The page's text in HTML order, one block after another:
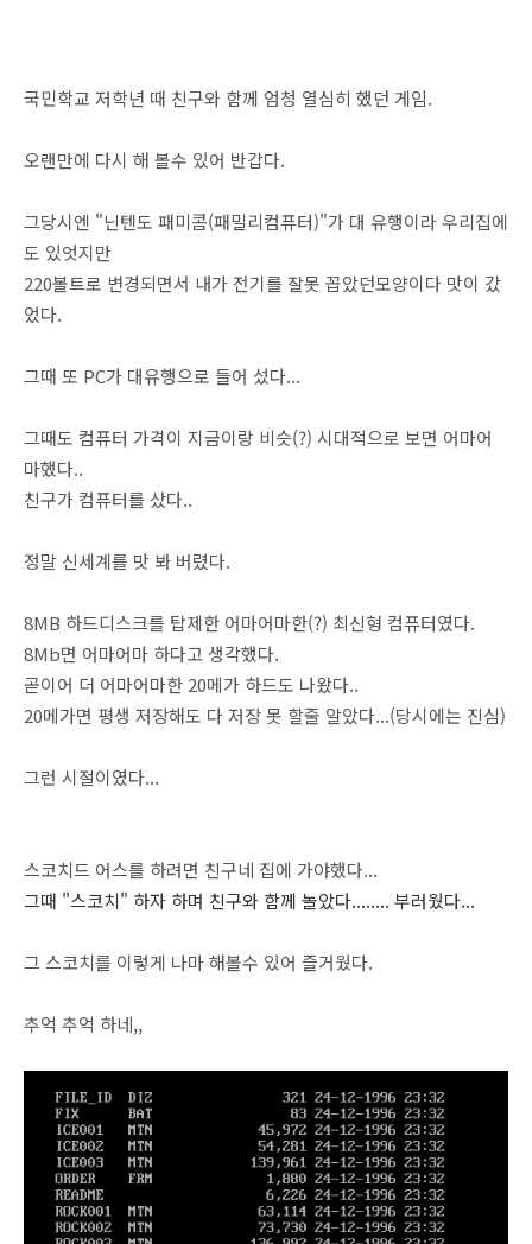
국민학교 저학년 때 친구와 함께 엄청 열심히 했던 게임.
오랜만에 다시 해 볼수 있어 반갑다.
그당시엔 "닌텐도 패미콤(패밀리컴퓨터)"가 대 유행이라 우리집에
도 있엇지만
220볼트로 변경되면서 내가 전기를 잘못 꼽았던모양이다 맛이 갔
었다.
그때 또 PC가 대유행으로 들어 섰다...
그때도 컴퓨터 가격이 지금이랑 비슷(?) 시대적으로 보면 어마어
마했다..
친구가 컴퓨터를 샀다..
정말 신세계를 맛 봐 버렸다.
8MB 하드디스크를 탑제한 어마어마한(?) 최신형 컴퓨터였다.
8Mb면 어마어마 하다고 생각했다.
곧이어 더 어마어마한 20메가 하드도 나왔다..
20메가면 평생 저장해도 다 저장 못 할줄 알았다...(당시에는 진심)
그런 시절이였다...
스코치드 어스를 하려면 친구네 집에 가야했다...
그때 "스코치" 하자 하며 친구와 함께 놀았다........ 부러웠다...
그 스코치를 이렇게 나마 해볼수 있어 즐거웠다.
추억 추억 하네,,